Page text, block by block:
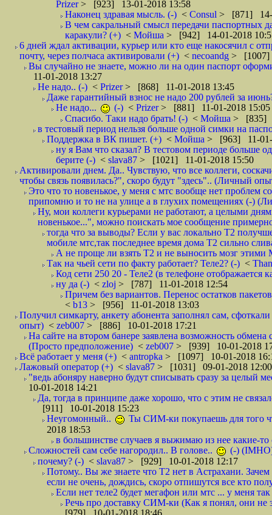
Prizer> [923] 13-01-2018 13:58
Наконец здравая мысль. (-) < Consul > [871] 14-
В чем сакральный смысл передачи паспортных
каракули? (+) < Мойша > [942] 14-01-2018
6 дней ждал активации, курьер или кто еще накосячил с
почту, через полчаса активировали (+) < necoandg > [1007]
Вы случайно не знаете, можно ли на один паспорт
11-01-2018 13:27
Не надо.. (-) < Prizer> [868] 11-01-2018 13:45
Даже гарантийный взнос не надо 200 рублей за
Не надо...
(-) < Prizer> [881] 11-01-2018 15:05
Спасибо. Таки надо брать! (-) < Мойша > [835]
в тестовый период нельзя больше одной симки на
Поддержка в ВК пишет. (+) < Мойша > [963] 11-01-
ну я Вам что сказал? В тестовом периоде больше
берите (-) < slava87 > [1021] 11-01-2018 15:50
Активировали днем. Да.. Чувствую, что все коллеги,
чтобы связь появилась?", скоро будут "здесь".. (Личный
Это что то новенькое, у меня с мтс вообще нет проблем
припомню и то не на улице а в глухих помещениях (-)
Ну, мои коллеги курьерами не работают, а целыми
новенькое...", можно поискать мое сообщение
тогда что за выводы? Если у вас локально Т2
мобиле мтс,так последнее время дома Т2 сильно
А не проще ли взять Т2 и не выносить мозг
Так на чьей сети по факту работает? Теле2? (-) <
Код сети 250 20 - Теле2 (в телефоне отображается
ну да (-) < zloj > [787] 11-01-2018 12:54
Причем без вариантов. Перенос остатков
< b13 > [956] 11-01-2018 13:03
Получил симкарту, анкету абонента заполнял сам,
опыт) < zeb007 > [886] 10-01-2018 17:21
На сайте на втором банере заявлена возможность
(Просто предположение) < zeb007 > [939] 10-01-2018
Всё работает у меня (+) < antropka > [1097] 10-01-2018
Лажовый оператор (+) < slava87 > [1031] 09-01-2018 12:00
"ведь абоняру наверно будут списывать сразу за целый
10-01-2018 14:21
Да, тогда в принципе даже хорошо, что с этим не
[911] 10-01-2018 15:23
Неугомонный..
Ты СИМ-ки покупаешь для того
2018 18:53
в большинстве случаев я выжимаю из нее какие-то
Сложностей сам себе нагородил.. В голове..
(-)
почему? (-) < slava87 > [929] 10-01-2018 12:17
Потому.. Вы же знаете что Т2 нет в Астрахани.
если не очень, дождись, скоро отпишутся все кто
Если нет теле2 будет мегафон или мтс ... у меня
Речь про доставку СИМ-ки (Как я понял, они не
[979] 10-01-2018 18:46